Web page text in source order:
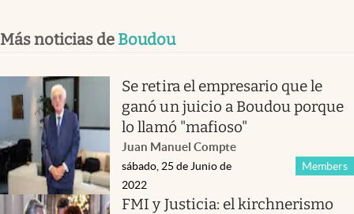
Más noticias de Boudou
Se retira el empresario que le
ganó un juicio a Boudou porque
lo llamó "mafioso"
Juan Manuel Compte
Members
sábado, 25 de Junio de
2022
FMI y Justicia: el kirchnerismo